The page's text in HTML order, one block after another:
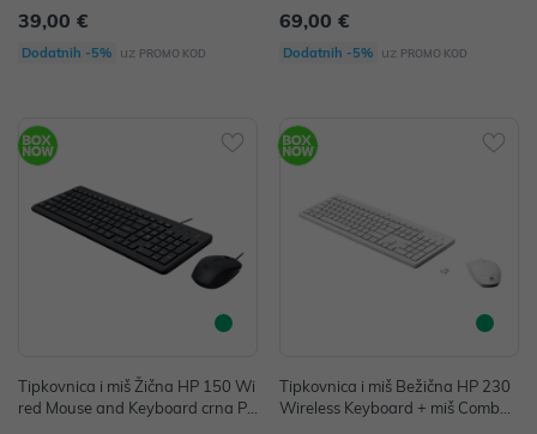
39,00 €
Dodatnih -5% uz PROMO KOD
69,00 €
Dodatnih -5% uz PROMO KOD
Tipkovnica i miš Žična HP 150 Wi
red Mouse and Keyboard crna P/
Tipkovnica i miš Bežična HP 230
Wireless Keyboard + miš Combo